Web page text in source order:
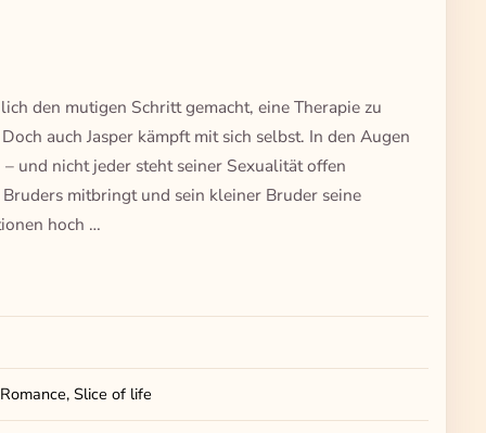
den mutigen Schritt gemacht, eine Therapie zu
auch Jasper kämpft mit sich selbst. In den Augen
und nicht jeder steht seiner Sexualität offen
mitbringt und sein kleiner Bruder seine
hoch …
Slice of life